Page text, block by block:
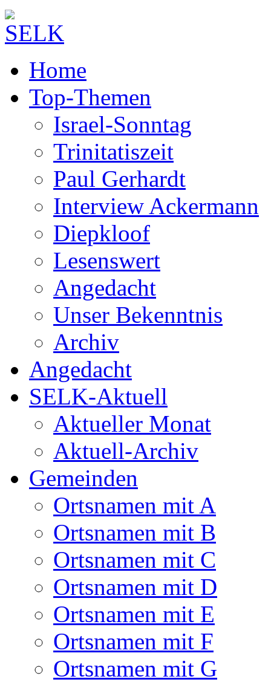
Home
Top-Themen
Israel-Sonntag
Trinitatiszeit
Paul Gerhardt
Interview Ackermann
Diepkloof
Lesenswert
Angedacht
Unser Bekenntnis
Archiv
Angedacht
SELK-Aktuell
Aktueller Monat
Aktuell-Archiv
Gemeinden
Ortsnamen mit A
Ortsnamen mit B
Ortsnamen mit C
Ortsnamen mit D
Ortsnamen mit E
Ortsnamen mit F
Ortsnamen mit G